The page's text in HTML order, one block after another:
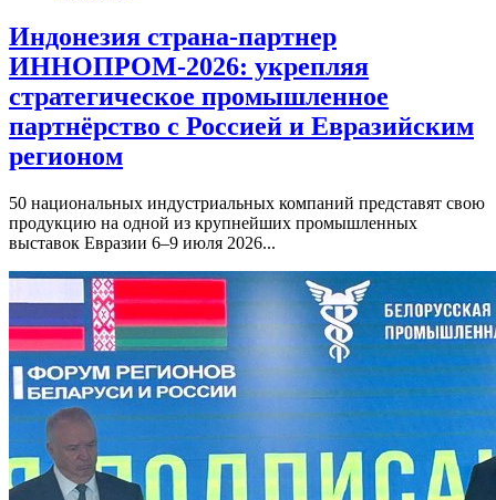
Индонезия страна-партнер
ИННОПРОМ-2026: укрепляя
стратегическое промышленное
партнёрство с Россией и Евразийским
регионом
50 национальных индустриальных компаний представят свою
продукцию на одной из крупнейших промышленных
выставок Евразии 6–9 июля 2026...